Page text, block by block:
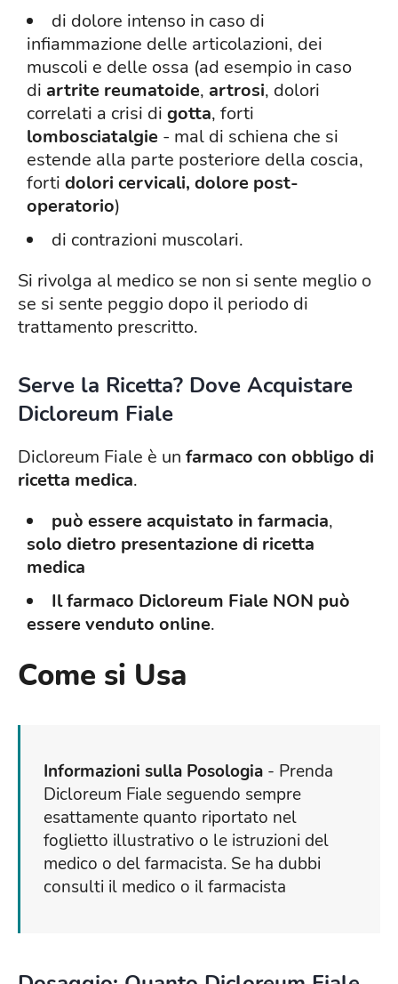
di dolore intenso in caso di
infiammazione delle articolazioni, dei
muscoli e delle ossa (ad esempio in caso
di artrite reumatoide, artrosi, dolori
correlati a crisi di gotta, forti
lombosciatalgie - mal di schiena che si
estende alla parte posteriore della coscia,
forti dolori cervicali, dolore post-
operatorio)
di contrazioni muscolari.
Si rivolga al medico se non si sente meglio o
se si sente peggio dopo il periodo di
trattamento prescritto.
Serve la Ricetta? Dove Acquistare
Dicloreum Fiale
Dicloreum Fiale è un farmaco con obbligo di
ricetta medica.
può essere acquistato in farmacia,
solo dietro presentazione di ricetta
medica
Il farmaco Dicloreum Fiale NON può
essere venduto online.
Come si Usa
Informazioni sulla Posologia - Prenda
Dicloreum Fiale seguendo sempre
esattamente quanto riportato nel
foglietto illustrativo o le istruzioni del
medico o del farmacista. Se ha dubbi
consulti il medico o il farmacista